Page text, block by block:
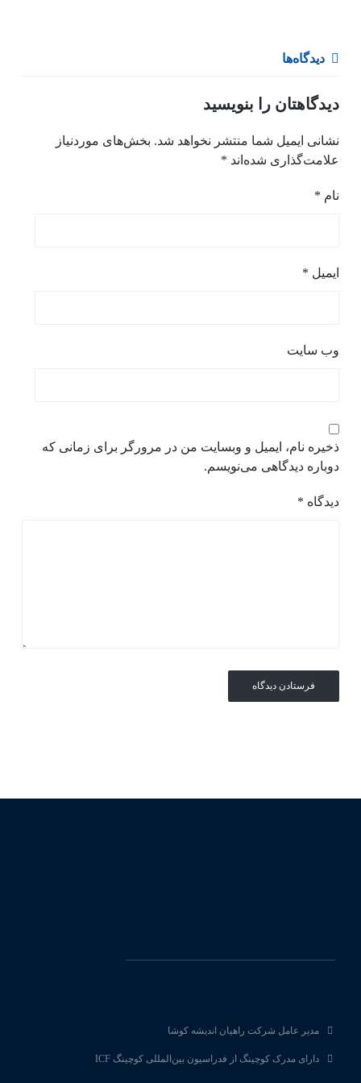
دیدگاه‌ها
دیدگاهتان را بنویسید
نشانی ایمیل شما منتشر نخواهد شد. بخش‌های موردنیاز
علامت‌گذاری شده‌اند *
نام *
ایمیل *
وب‌ سایت
ذخیره نام، ایمیل و وبسایت من در مرورگر برای زمانی که
دوباره دیدگاهی می‌نویسم.
دیدگاه *
مدیر عامل شرکت راهیان اندیشه کوشا
دارای مدرک کوچینگ از فدراسیون بین‌المللی کوچینگ ICF